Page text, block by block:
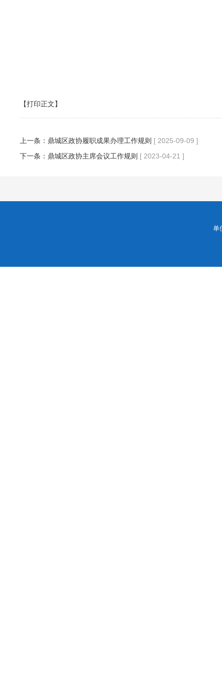
【打印正文】
上一条： 鼎城区政协履职成果办理工作规则 [ 2025-09-09 ]
下一条： 鼎城区政协主席会议工作规则 [ 2023-04-21 ]
单